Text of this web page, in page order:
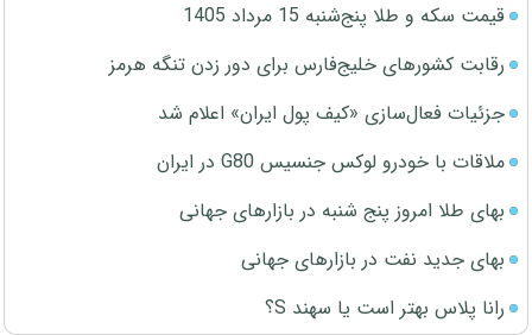
قیمت سکه و طلا پنج‌شنبه 15 مرداد 1405
رقابت کشورهای خلیج‌فارس برای دور زدن تنگه هرمز
جزئیات فعال‌سازی «کیف پول ایران» اعلام شد
ملاقات با خودرو لوکس جنسیس G80 در ایران
بهای طلا امروز پنج شنبه در بازارهای جهانی
بهای جدید نفت در بازارهای جهانی
رانا پلاس بهتر است یا سهند S؟